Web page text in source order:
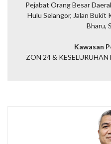
Pejabat Orang Besar
Hulu Selangor, Jalan Bukit
Bharu,
Kawasan
ZON 24 &